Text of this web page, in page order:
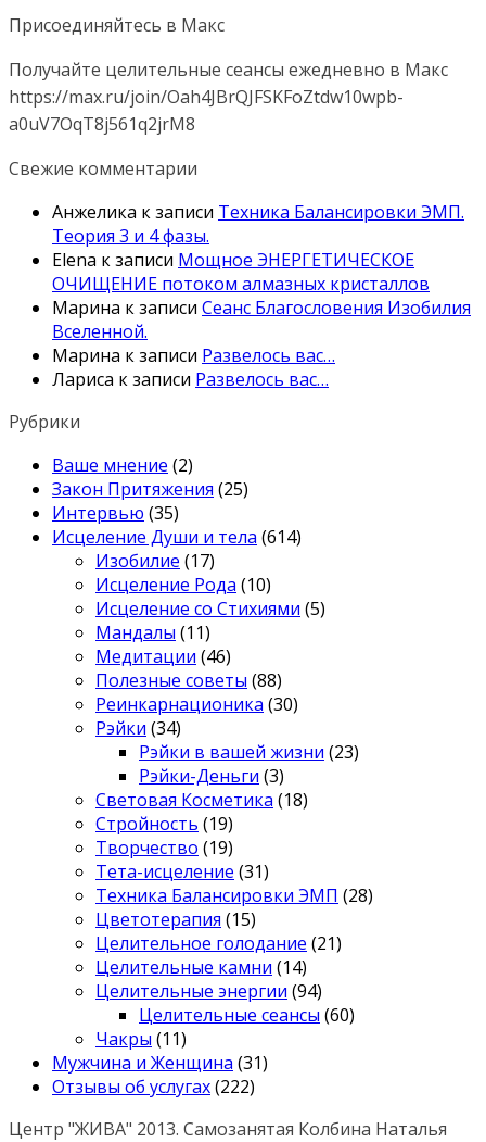
Присоединяйтесь в Макс
Получайте целительные сеансы ежедневно в Макс
https://max.ru/join/Oah4JBrQJFSKFoZtdw10wpb-
a0uV7OqT8j561q2jrM8
Свежие комментарии
Анжелика к записи Техника Балансировки ЭМП.
Теория 3 и 4 фазы.
Elena к записи Мощное ЭНЕРГЕТИЧЕСКОЕ
ОЧИЩЕНИЕ потоком алмазных кристаллов
Марина к записи Сеанс Благословения Изобилия
Вселенной.
Марина к записи Развелось вас…
Лариса к записи Развелось вас…
Рубрики
Ваше мнение (2)
Закон Притяжения (25)
Интервью (35)
Исцеление Души и тела (614)
Изобилие (17)
Исцеление Рода (10)
Исцеление со Стихиями (5)
Мандалы (11)
Медитации (46)
Полезные советы (88)
Реинкарнационика (30)
Рэйки (34)
Рэйки в вашей жизни (23)
Рэйки-Деньги (3)
Световая Косметика (18)
Стройность (19)
Творчество (19)
Тета-исцеление (31)
Техника Балансировки ЭМП (28)
Цветотерапия (15)
Целительное голодание (21)
Целительные камни (14)
Целительные энергии (94)
Целительные сеансы (60)
Чакры (11)
Мужчина и Женщина (31)
Отзывы об услугах(222)
Центр "ЖИВА" 2013. Самозанятая Колбина Наталья